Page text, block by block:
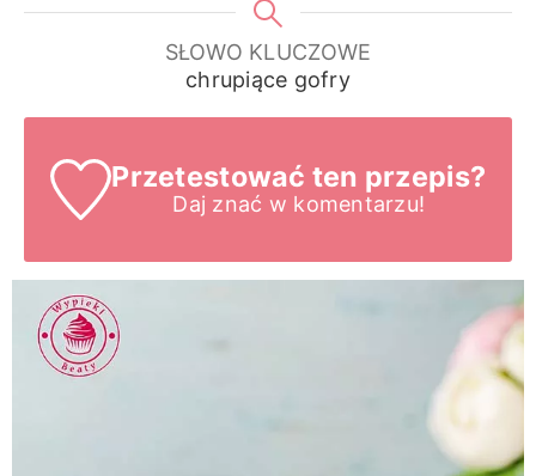
SŁOWO KLUCZOWE
chrupiące gofry
Przetestować ten przepis?
Daj znać w komentarzu!